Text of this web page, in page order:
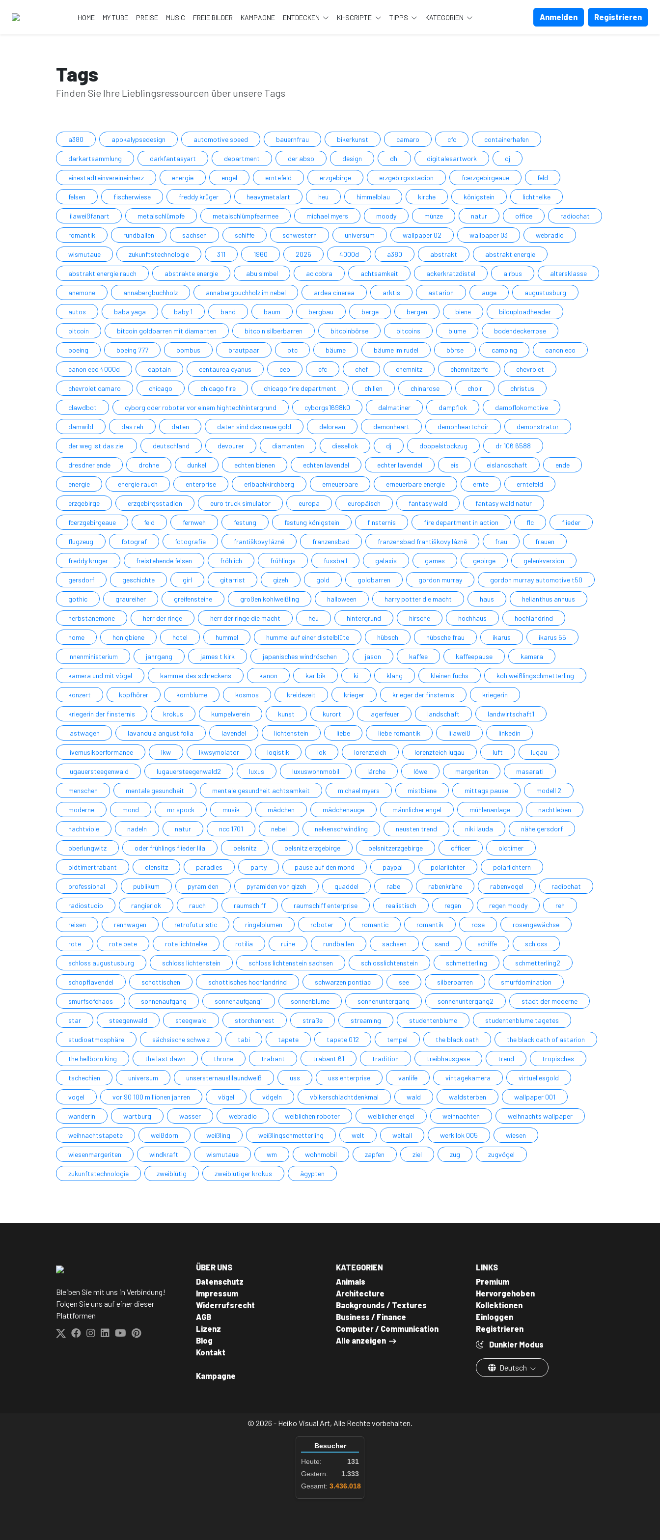
HOME MY TUBE PREISE MUSIC FREIE BILDER KAMPAGNE ENTDECKEN KI-SCRIPTE TIPPS KATEGORIEN Anmelden Registrieren
Tags
Finden Sie Ihre Lieblingsressourcen über unsere Tags
a380 apokalypsedesign automotive speed bauernfrau bikerkunst camaro cfc containerhafen
darkartsammlung darkfantasyart department der abso design dhl digitalesartwork dj
einestadteinvereineinherz energie engel erntefeld erzgebirge erzgebirgsstadion fcerzgebirgeaue feld
felsen fischerwiese freddy krüger heavymetalart heu himmelblau kirche königstein lichtnelke
lilaweißfanart metalschlümpfe metalschlümpfearmee michael myers moody münze natur office radiochat
romantik rundballen sachsen schiffe schwestern universum wallpaper 02 wallpaper 03 webradio
wismutaue zukunftstechnologie 311 1960 2026 4000d a380 abstrakt abstrakt energie
abstrakt energie rauch abstrakte energie abu simbel ac cobra achtsamkeit ackerkratzdistel airbus altersklasse
anemone annabergbuchholz annabergbuchholz im nebel ardea cinerea arktis astarion auge augustusburg
autos baba yaga baby 1 band baum bergbau berge bergen biene bilduploadheader
bitcoin bitcoin goldbarren mit diamanten bitcoin silberbarren bitcoinbörse bitcoins blume bodendeckerrose
boeing boeing 777 bombus brautpaar btc bäume bäume im rudel börse camping canon eco
canon eco 4000d captain centaurea cyanus ceo cfc chef chemnitz chemnitzerfc chevrolet
chevrolet camaro chicago chicago fire chicago fire department chillen chinarose choir christus
clawdbot cyborg oder roboter vor einem hightechhintergrund cyborgs1698k0 dalmatiner dampflok dampflokomotive
damwild das reh daten daten sind das neue gold delorean demonheart demonheartchoir demonstrator
der weg ist das ziel deutschland devourer diamanten diesellok dj doppelstockzug dr 106 6588
dresdner ende drohne dunkel echten bienen echten lavendel echter lavendel eis eislandschaft ende
energie energie rauch enterprise erlbachkirchberg erneuerbare erneuerbare energie ernte erntefeld
erzgebirge erzgebirgsstadion euro truck simulator europa europäisch fantasy wald fantasy wald natur
fcerzgebirgeaue feld fernweh festung festung königstein finsternis fire department in action flc flieder
flugzeug fotograf fotografie františkovy lázně franzensbad franzensbad františkovy lázně frau frauen
freddy krüger freistehende felsen fröhlich frühlings fussball galaxis games gebirge gelenkversion
gersdorf geschichte girl gitarrist gizeh gold goldbarren gordon murray gordon murray automotive t50
gothic graureiher greifensteine großen kohlweißling halloween harry potter die macht haus helianthus annuus
herbstanemone herr der ringe herr der ringe die macht heu hintergrund hirsche hochhaus hochlandrind
home honigbiene hotel hummel hummel auf einer distelblüte hübsch hübsche frau ikarus ikarus 55
innenministerium jahrgang james t kirk japanisches windröschen jason kaffee kaffeepause kamera
kamera und mit vögel kammer des schreckens kanon karibik ki klang kleinen fuchs kohlweißlingschmetterling
konzert kopfhörer kornblume kosmos kreidezeit krieger krieger der finsternis kriegerin
kriegerin der finsternis krokus kumpelverein kunst kurort lagerfeuer landschaft landwirtschaft1
lastwagen lavandula angustifolia lavendel lichtenstein liebe liebe romantik lilaweiß linkedin
livemusikperformance lkw lkwsymolator logistik lok lorenzteich lorenzteich lugau luft lugau
lugauersteegenwald lugauersteegenwald2 luxus luxuswohnmobil lärche löwe margeriten masarati
menschen mentale gesundheit mentale gesundheit achtsamkeit michael myers mistbiene mittags pause modell 2
moderne mond mr spock musik mädchen mädchenauge männlicher engel mühlenanlage nachtleben
nachtviole nadeln natur ncc 1701 nebel nelkenschwindling neusten trend niki lauda nähe gersdorf
oberlungwitz oder frühlings flieder lila oelsnitz oelsnitz erzgebirge oelsnitzerzgebirge officer oldtimer
oldtimertrabant olensitz paradies party pause auf den mond paypal polarlichter polarlichtern
professional publikum pyramiden pyramiden von gizeh quaddel rabe rabenkrähe rabenvogel radiochat
radiostudio rangierlok rauch raumschiff raumschiff enterprise realistisch regen regen moody reh
reisen rennwagen retrofuturistic ringelblumen roboter romantic romantik rose rosengewächse
rote rote bete rote lichtnelke rotilia ruine rundballen sachsen sand schiffe schloss
schloss augustusburg schloss lichtenstein schloss lichtenstein sachsen schlosslichtenstein schmetterling schmetterling2
schopflavendel schottischen schottisches hochlandrind schwarzen pontiac see silberbarren smurfdomination
smurfsofchaos sonnenaufgang sonnenaufgang1 sonnenblume sonnenuntergang sonnenuntergang2 stadt der moderne
star steegenwald steegwald storchennest straße streaming studentenblume studentenblume tagetes
studioatmosphäre sächsische schweiz tabi tapete tapete 012 tempel the black oath the black oath of astarion
the hellborn king the last dawn throne trabant trabant 61 tradition treibhausgase trend tropisches
tschechien universum unsersternauslilaundweiß uss uss enterprise vanlife vintagekamera virtuellesgold
vogel vor 90 100 millionen jahren vögel vögeln völkerschlachtdenkmal wald waldsterben wallpaper 001
wanderin wartburg wasser webradio weiblichen roboter weiblicher engel weihnachten weihnachts wallpaper
weihnachtstapete weißdorn weißling weißlingschmetterling welt weltall werk lok 005 wiesen
wiesenmargeriten windkraft wismutaue wm wohnmobil zapfen ziel zug zugvögel
zukunftstechnologie zweiblütig zweiblütiger krokus ägypten
Bleiben Sie mit uns in Verbindung!
Folgen Sie uns auf einer dieser
Plattformen
ÜBER UNS
Datenschutz
Impressum
Widerrufsrecht
AGB
Lizenz
Blog
Kontakt
Kampagne
KATEGORIEN
Animals
Architecture
Backgrounds / Textures
Business / Finance
Computer / Communication
Alle anzeigen
LINKS
Premium
Hervorgehoben
Kollektionen
Einloggen
Registrieren
Dunkler Modus
Deutsch
© 2026 - Heiko Visual Art, Alle Rechte vorbehalten.
Besucher
Heute:
131
Gestern:
1.333
Gesamt: 3.436.018